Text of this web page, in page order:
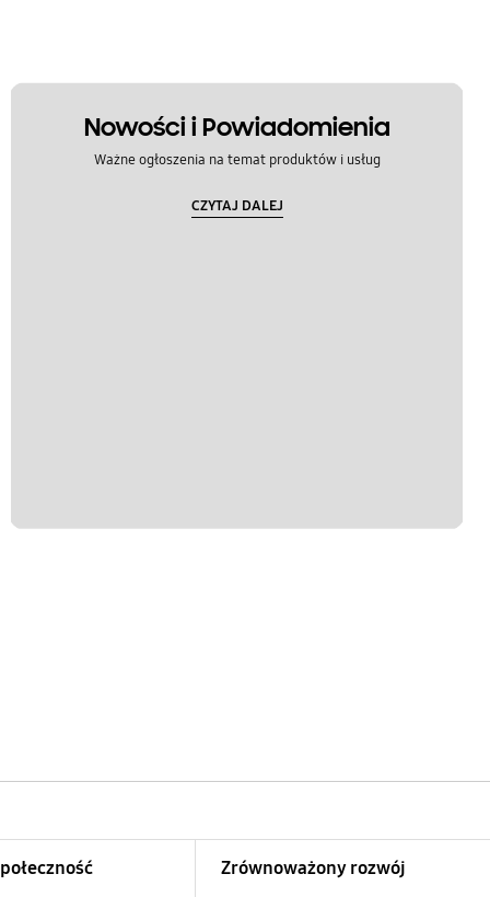
Nowości i Powiadomienia
Ważne ogłoszenia na temat produktów i usług
CZYTAJ DALEJ
Zrównoważony rozwój